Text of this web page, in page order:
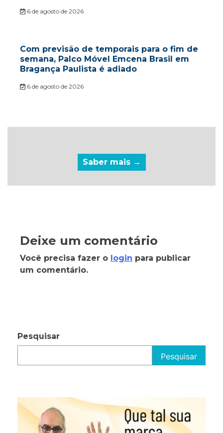
6 de agosto de 2026
Com previsão de temporais para o fim de
semana, Palco Móvel Emcena Brasil em
Bragança Paulista é adiado
6 de agosto de 2026
Saber mais →
Deixe um comentário
Você precisa fazer o login para publicar
um comentário.
Pesquisar
Pesquisar